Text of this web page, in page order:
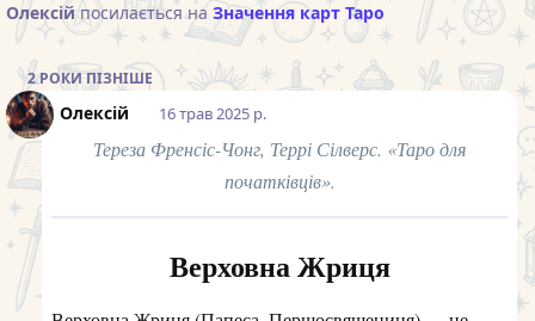
Олексійпосилається на Значення карт Таро
2 РОКИПІЗНІШЕ
Олексій 16 трав 2025 р.
Тереза Френсіс-Чонг, Террі Сілверс. «Таро для
початківців».
Верховна Жриця